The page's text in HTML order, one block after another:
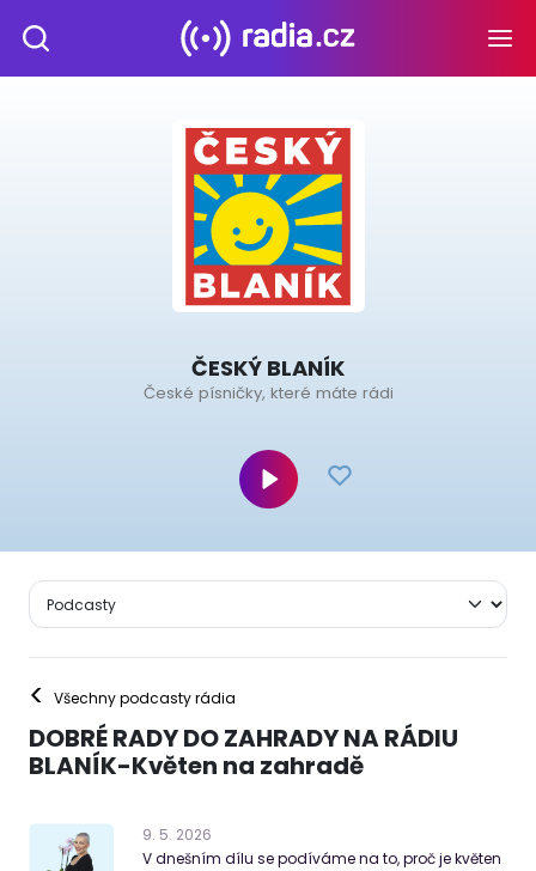
ČESKÝ BLANÍK
České písničky, které máte rádi
< Všechny podcasty rádia
DOBRÉ RADY DO ZAHRADY NA RÁDIU
BLANÍK-Květen na zahradě
9. 5. 2026
V dnešním dílu se podíváme na to, proč je květen